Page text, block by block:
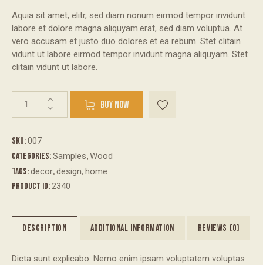
Aquia sit amet, elitr, sed diam nonum eirmod tempor invidunt
labore et dolore magna aliquyam.erat, sed diam voluptua. At
vero accusam et justo duo dolores et ea rebum. Stet clitain
vidunt ut labore eirmod tempor invidunt magna aliquyam. Stet
clitain vidunt ut labore.
BUY NOW
SKU:007
Categories:Samples,Wood
Tags:decor,design,home
Product ID:2340
DESCRIPTION ADDITIONAL INFORMATION REVIEWS (0)
Dicta sunt explicabo. Nemo enim ipsam voluptatem voluptas